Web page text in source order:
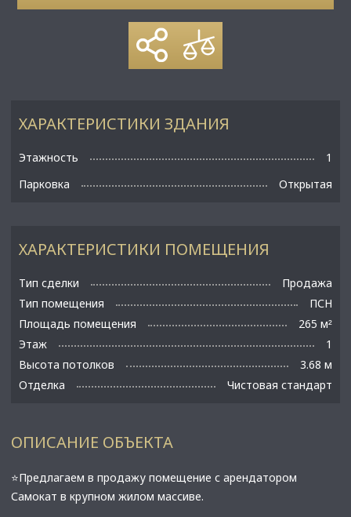
ХАРАКТЕРИСТИКИ ПОМЕЩЕНИЯ
Тип сделки
Продажа
Тип помещения
ПСН
Площадь помещения
265 м²
Этаж
1
Высота потолков
3.68 м
Отделка
Чистовая стандарт
ХАРАКТЕРИСТИКИ ЗДАНИЯ
Этажность
1
Парковка
Открытая
ОПИСАНИЕ ОБЪЕКТА
⭐Предлагаем в продажу помещение с арендатором
Самокат в крупном жилом массиве.